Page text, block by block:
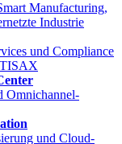
Manufacturing,
Industrie
und Compliance
TISAX
Omnichannel-
und Cloud-